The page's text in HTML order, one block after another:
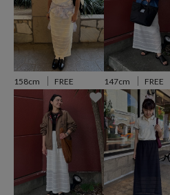
シャツやベストを合わせて、ナチュラ
すめです。
※掲載画像の商品の色味は、屋外や屋
と色味が異なる場合がざいます。また
なる場合もございますので、予めご了
※着用、お取り扱いの際は、商品につ
ンタグを必ずご確認下さい。
158cm FREE 147cm FREE